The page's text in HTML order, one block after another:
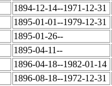
1894-12-14--1971-12-31
1895-01-01--1979-12-31
1895-01-26--
1895-04-11--
1896-04-18--1982-01-14
1896-08-18--1972-12-31